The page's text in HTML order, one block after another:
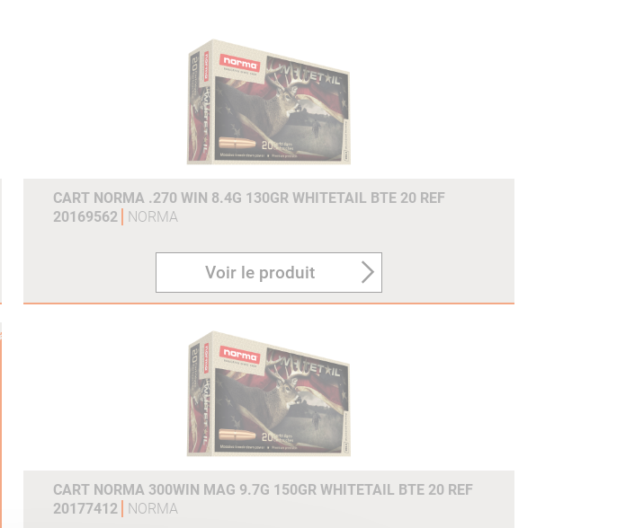
CART NORMA .270 WIN 8.4G 130GR WHITETAIL BTE 20 REF
20169562
NORMA
Voir le produit
CART NORMA 300WIN MAG 9.7G 150GR WHITETAIL BTE 20 REF
20177412
NORMA